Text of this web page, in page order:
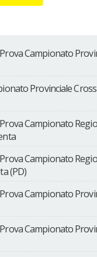
Campionato
Provinciale
Campionato
Campionato
(PD)
Campionato
Campionato